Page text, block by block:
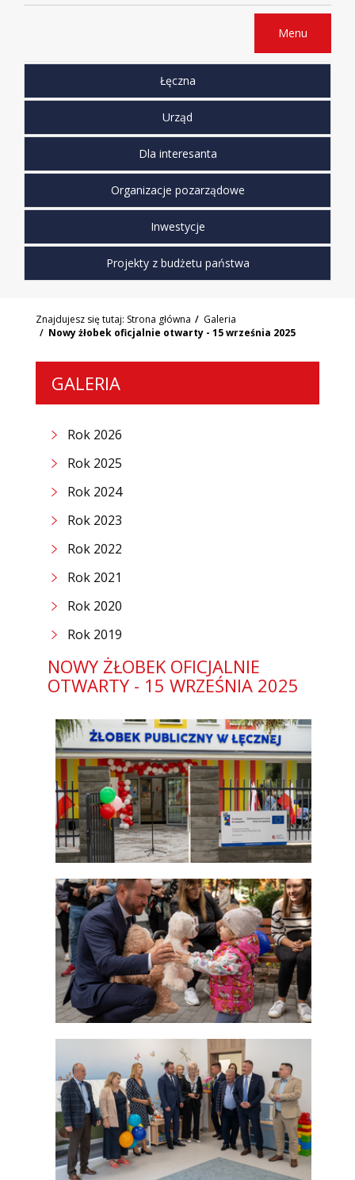
Menu
Łęczna
Urząd
Dla interesanta
Organizacje pozarządowe
Inwestycje
Projekty z budżetu państwa
Znajdujesz się tutaj: Strona główna
Galeria
Nowy żłobek oficjalnie otwarty - 15 września 2025
GALERIA
Rok 2026
Rok 2025
Rok 2024
Rok 2023
Rok 2022
Rok 2021
Rok 2020
Rok 2019
NOWY ŻŁOBEK OFICJALNIE
OTWARTY - 15 WRZEŚNIA 2025